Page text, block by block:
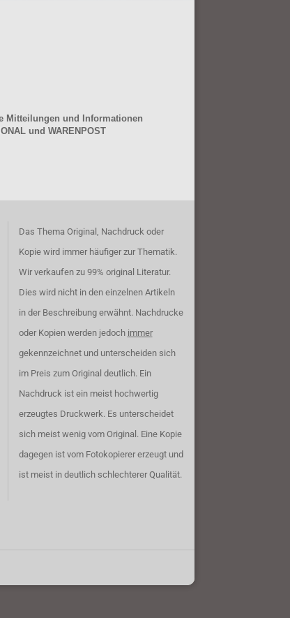
Mitteilungen und Informationen
und WARENPOST
Das Thema Original, Nachdruck oder
Kopie wird immer häufiger zur Thematik.
Wir verkaufen zu 99% original Literatur.
Dies wird nicht in den einzelnen Artikeln
in der Beschreibung erwähnt. Nachdrucke
oder Kopien werden jedoch immer
gekennzeichnet und unterscheiden sich
im Preis zum Original deutlich. Ein
Nachdruck ist ein meist hochwertig
erzeugtes Druckwerk. Es unterscheidet
sich meist wenig vom Original. Eine Kopie
dagegen ist vom Fotokopierer erzeugt und
ist meist in deutlich schlechterer Qualität.